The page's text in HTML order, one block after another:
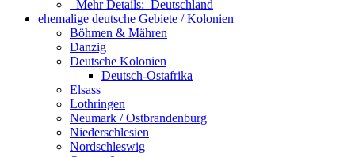
Mehr Details: Deutschland
ehemalige deutsche Gebiete / Kolonien
Böhmen & Mähren
Danzig
Deutsche Kolonien
Deutsch-Ostafrika
Elsass
Lothringen
Neumark / Ostbrandenburg
Niederschlesien
Nordschleswig